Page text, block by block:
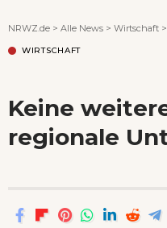
NRWZ.de > Alle News > Wirtschaft >
WIRTSCHAFT
Keine
regionale